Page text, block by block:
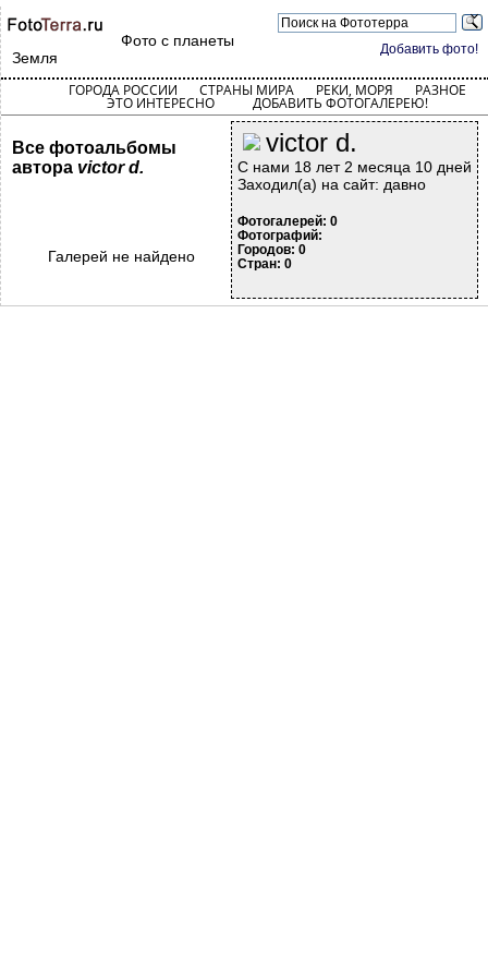
Добавить фото!
Фото с планеты
Земля
ГОРОДА РОССИИ СТРАНЫ МИРА РЕКИ, МОРЯ РАЗНОЕ
ЭТО ИНТЕРЕСНО ДОБАВИТЬ ФОТОГАЛЕРЕЮ!
victor d.
С нами 18 лет 2 месяца 10 дней
Заходил(а) на сайт: давно
Фотогалерей: 0
Фотографий:
Городов: 0
Стран: 0
Все фотоальбомы
автора victor d.
Галерей не найдено